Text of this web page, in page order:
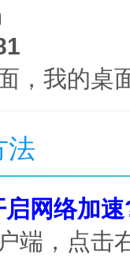
我的桌
法
网络加
，点击右